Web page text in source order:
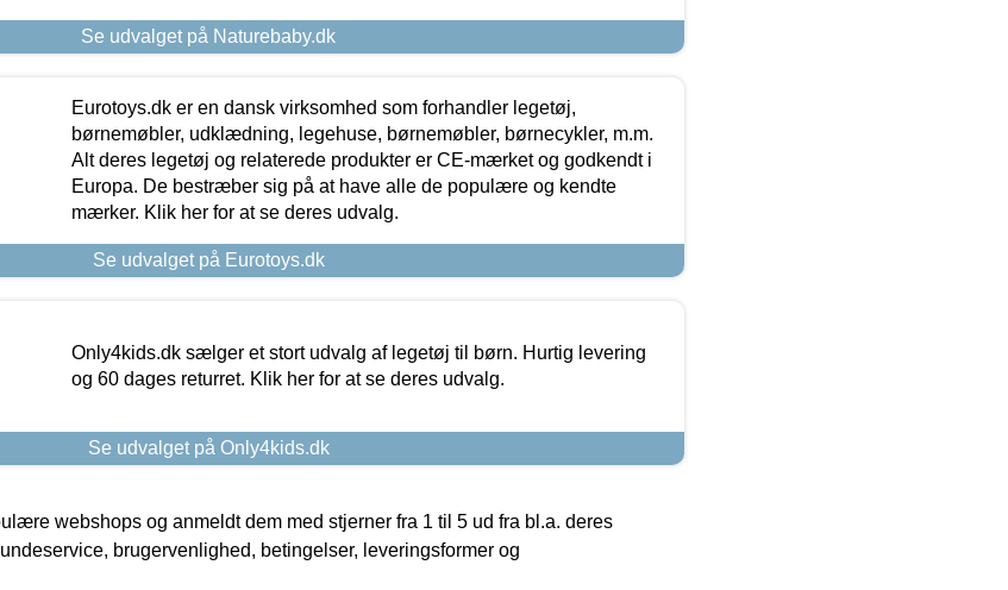
Se udvalget på Naturebaby.dk
Eurotoys.dk er en dansk virksomhed som forhandler legetøj,
børnemøbler, udklædning, legehuse, børnemøbler, børnecykler, m.m.
Alt deres legetøj og relaterede produkter er CE-mærket og godkendt i
Europa. De bestræber sig på at have alle de populære og kendte
mærker. Klik her for at se deres udvalg.
Se udvalget på Eurotoys.dk
Only4kids.dk sælger et stort udvalg af legetøj til børn. Hurtig levering
og 60 dages returret. Klik her for at se deres udvalg.
Se udvalget på Only4kids.dk
webshops og anmeldt dem med stjerner fra 1 til 5 ud fra bl.a. deres
brugervenlighed, betingelser, leveringsformer og